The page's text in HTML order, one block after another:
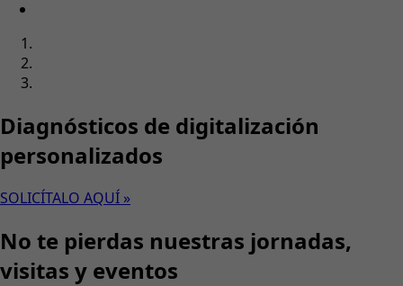
Diagnósticos de digitalización
personalizados
SOLICÍTALO AQUÍ »
No te pierdas nuestras jornadas,
visitas y eventos